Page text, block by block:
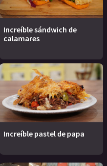
Increíble sándwich de
calamares
Increíble pastel de papa